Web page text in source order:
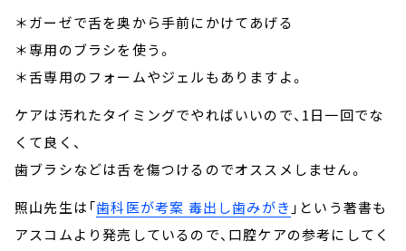
＊ガーゼで舌を奥から手前にかけてあげる
＊専用のブラシを使う。
＊舌専用のフォームやジェルもありますよ。
ケアは汚れたタイミングでやればいいので、1日一回でな
くて良く、
歯ブラシなどは舌を傷つけるのでオススメしません。
照山先生は「歯科医が考案 毒出し歯みがき 」という著書も
アスコムより発売しているので、口腔ケアの参考にしてく